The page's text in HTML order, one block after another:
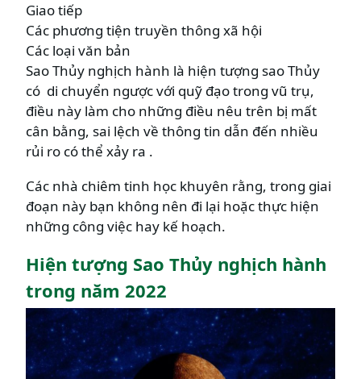
Giao tiếp
Các phương tiện truyền thông xã hội
Các loại văn bản
Sao Thủy nghịch hành là hiện tượng sao Thủy
có di chuyển ngược với quỹ đạo trong vũ trụ,
điều này làm cho những điều nêu trên bị mất
cân bằng, sai lệch về thông tin dẫn đến nhiều
rủi ro có thể xảy ra .
Các nhà chiêm tinh học khuyên rằng, trong giai
đoạn này bạn không nên đi lại hoặc thực hiện
những công việc hay kế hoạch.
Hiện tượng Sao Thủy nghịch hành
trong năm 2022